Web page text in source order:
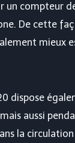
un compteur
De cette
mieux
dispose
aussi
la